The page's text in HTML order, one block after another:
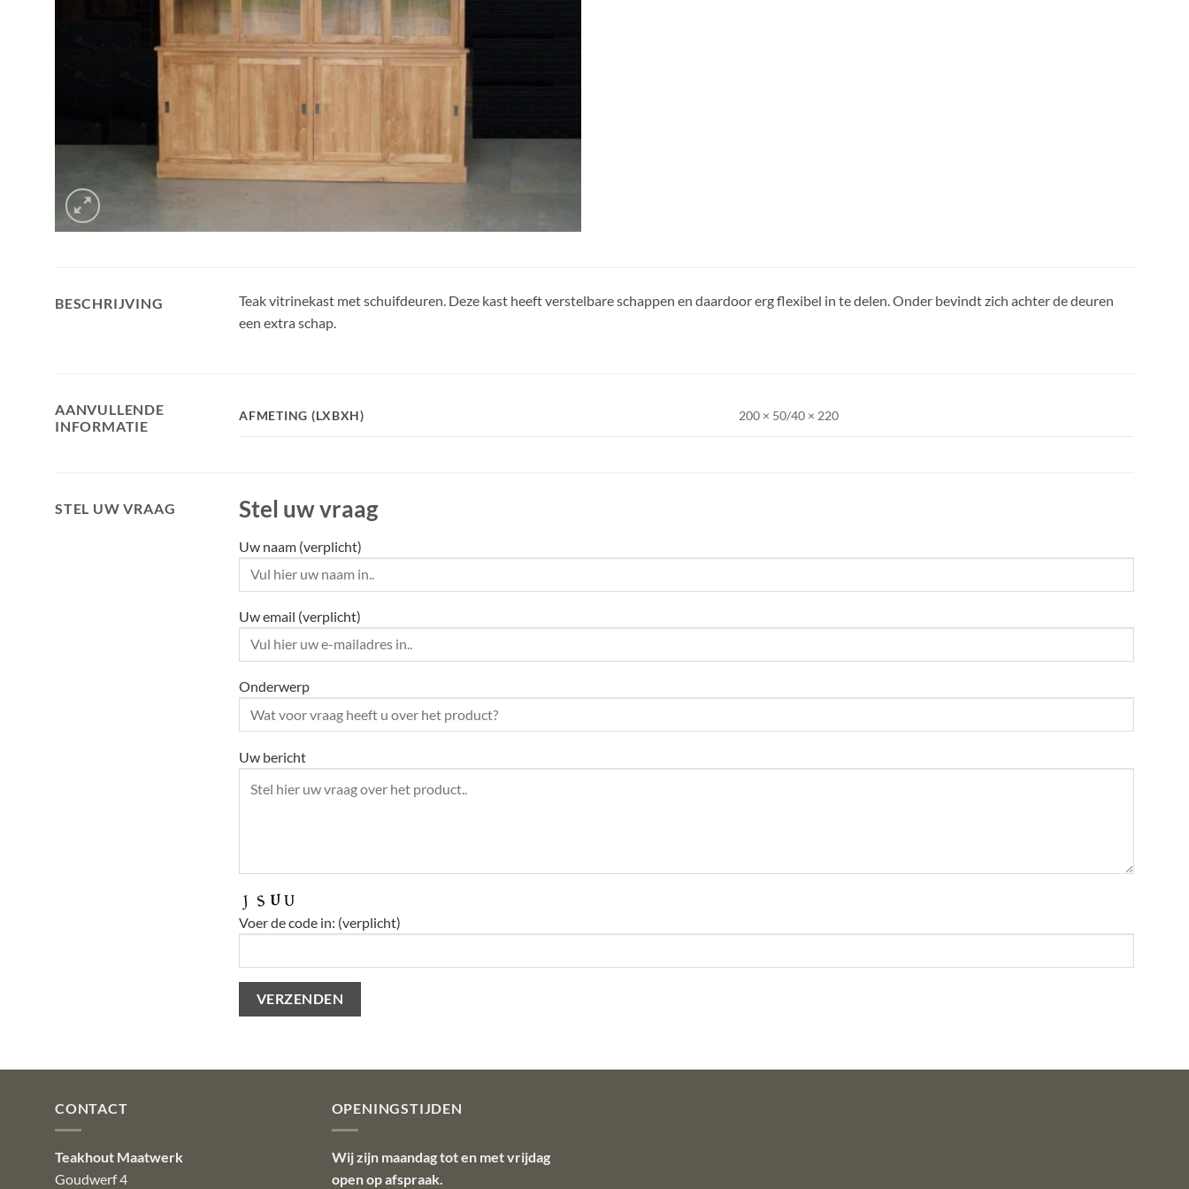
BESCHRIJVING
Teak vitrinekast met schuifdeuren. Deze kast heeft verstelbare schappen en daardoor erg flexibel in te delen. Onder bevindt zich achter de deuren
een extra schap.
AANVULLENDE
INFORMATIE
AFMETING (LXBXH) 200 × 50/40 × 220
STEL UW VRAAG Stel uw vraag
Uw naam (verplicht)
Uw email (verplicht)
Onderwerp
Uw bericht
Voer de code in: (verplicht)
CONTACT
Teakhout Maatwerk
Goudwerf 4
OPENINGSTIJDEN
Wij zijn maandag tot en met vrijdag
open op afspraak.